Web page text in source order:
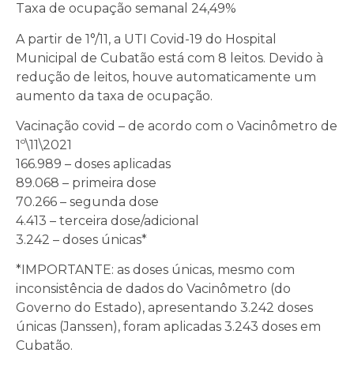
Taxa de ocupação semanal 24,49%
A partir de 1°/11, a UTI Covid-19 do Hospital
Municipal de Cubatão está com 8 leitos. Devido à
redução de leitos, houve automaticamente um
aumento da taxa de ocupação.
Vacinação covid – de acordo com o Vacinômetro de
1º\11\2021
166.989 – doses aplicadas
89.068 – primeira dose
70.266 – segunda dose
4.413 – terceira dose/adicional
3.242 – doses únicas*
*IMPORTANTE: as doses únicas, mesmo com
inconsistência de dados do Vacinômetro (do
Governo do Estado), apresentando 3.242 doses
únicas (Janssen), foram aplicadas 3.243 doses em
Cubatão.